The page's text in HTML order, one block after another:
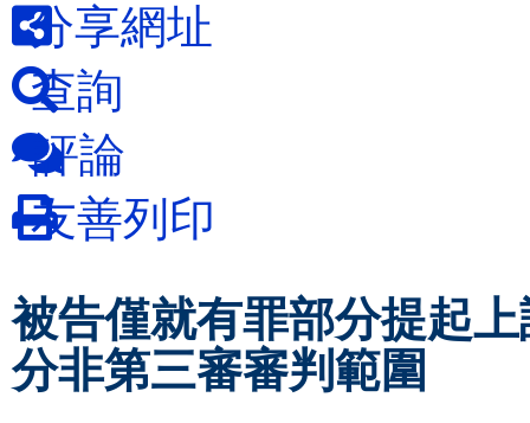
分享網址
查詢
評論
友善列印
被告僅就有罪部分提起
分非第三審審判範圍